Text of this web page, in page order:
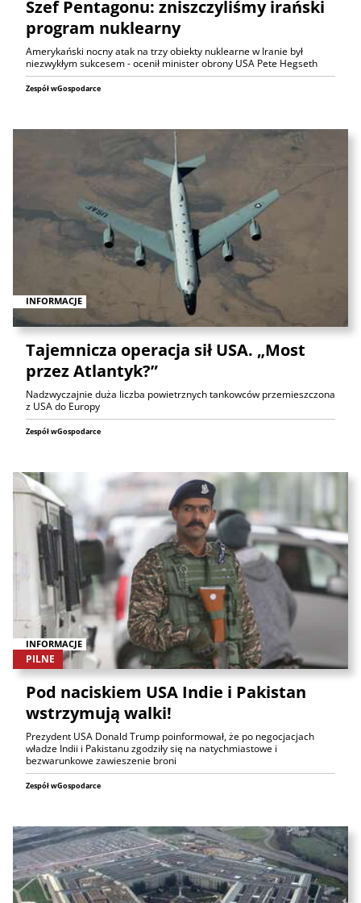
Szef Pentagonu: zniszczyliśmy irański
program nuklearny
Amerykański nocny atak na trzy obiekty nuklearne w Iranie był
niezwykłym sukcesem - ocenił minister obrony USA Pete Hegseth
Zespół wGospodarce
INFORMACJE
Tajemnicza operacja sił USA. „Most
przez Atlantyk?”
Nadzwyczajnie duża liczba powietrznych tankowców przemieszczona
z USA do Europy
Zespół wGospodarce
INFORMACJE
PILNE
Pod naciskiem USA Indie i Pakistan
wstrzymują walki!
Prezydent USA Donald Trump poinformował, że po negocjacjach
władze Indii i Pakistanu zgodziły się na natychmiastowe i
bezwarunkowe zawieszenie broni
Zespół wGospodarce